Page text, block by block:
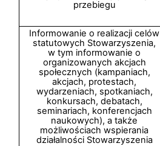
przebiegu
Informowanie o realizacji celów
statutowych Stowarzyszenia,
w tym informowanie o
organizowanych akcjach
społecznych (kampaniach,
akcjach, protestach,
wydarzeniach, spotkaniach,
konkursach, debatach,
seminariach, konferencjach
naukowych), a także
możliwościach wspierania
działalności Stowarzyszenia